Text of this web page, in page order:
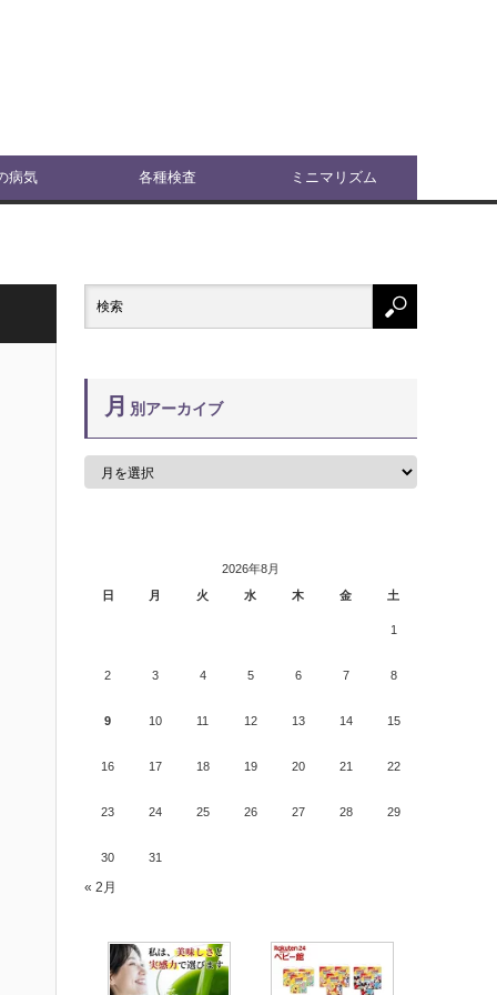
病気 各種検査 ミニマリズム
月 別アーカイブ
2026年8月
日
月 火 水 木 金 土
1
2 3 4 5 6 7 8
9 10 11 12 13 14 15
16 17 18 19 20 21 22
23 24 25 26 27 28 29
30 31
« 2月